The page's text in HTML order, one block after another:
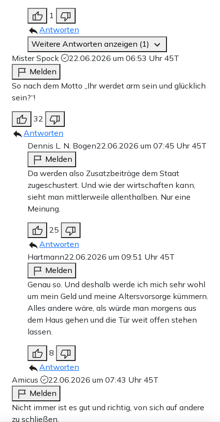
1
Antworten
Weitere Antworten anzeigen (1)
Mister Spock
22.06.2026 um 06:53 Uhr 45T
Melden
So nach dem Motto „Ihr werdet arm sein und glücklich
sein?“!
32
Antworten
Dennis L. N. Bogen22.06.2026 um 07:45 Uhr 45T
Melden
Da werden also Zusatzbeiträge dem Staat
zugeschustert. Und wie der wirtschaften kann,
sieht man mittlerweile allenthalben. Nur eine
Meinung.
25
Antworten
Hartmann22.06.2026 um 09:51 Uhr 45T
Melden
Genau so. Und deshalb werde ich mich sehr wohl
um mein Geld und meine Altersvorsorge kümmern.
Alles andere wäre, als würde man morgens aus
dem Haus gehen und die Tür weit offen stehen
lassen.
8
Antworten
Amicus
22.06.2026 um 07:43 Uhr 45T
Melden
Nicht immer ist es gut und richtig, von sich auf andere
zu schließen.